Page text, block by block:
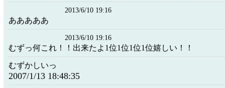
2013/6/10 19:16
あああああ
2013/6/10 19:16
むずっ何これ！！出来たよ1位1位1位1位嬉しい！！
むずかしいっ
2007/1/13 18:48:35